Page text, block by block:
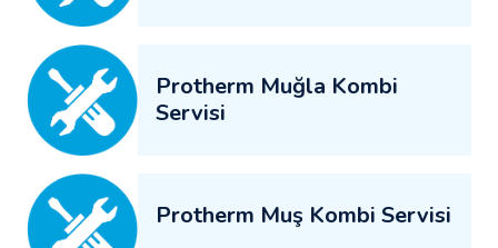
Protherm Muğla Kombi
Servisi
Protherm Muş Kombi Servisi